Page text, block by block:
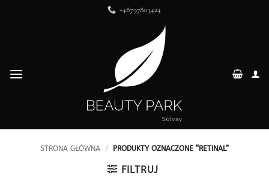
+48797803424
STRONA GŁÓWNA / PRODUKTY OZNACZONE “RETINAL”
FILTRUJ